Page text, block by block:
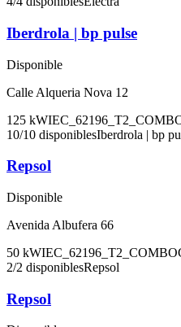
Iberdrola | bp pulse
Disponible
Calle Alqueria Nova 12
125 kW
10/10 disponiblesIberdrola | bp
Repsol
Disponible
Avenida Albufera 66
50 kWIEC_62196_T2_COMBO
2/2 disponiblesRepsol
Repsol